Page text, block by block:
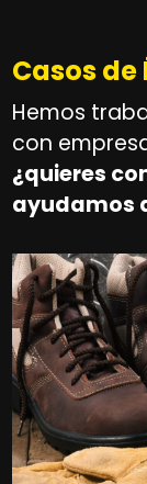
Casos de
Hemos
con
¿quieres
ayudamos